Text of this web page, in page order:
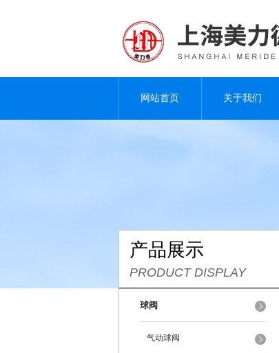
网站首页 关于我们
产品展示
PRODUCT DISPLAY
球阀
气动球阀